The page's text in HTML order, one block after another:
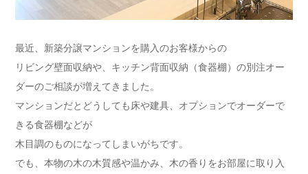
最近、新築分譲マンションを購入のお客様からの
リビング壁面収納や、キッチン背面収納（食器棚）の別注オー
ダーのご相談が増えてきました。
マンションだとどうしても床や建具、オプションでオーダーで
きる食器棚などが
木目調のものになってしまいがちです。
でも、本物の木の木質感や温かみ、木の香りをお部屋に取り入